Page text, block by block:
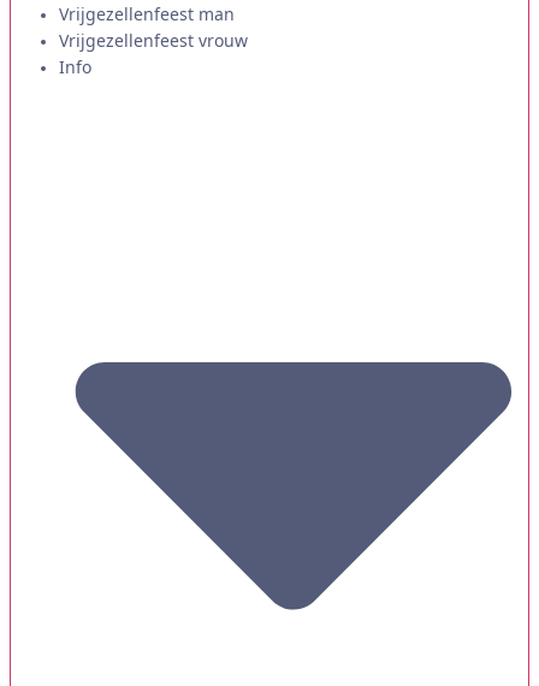
Vrijgezellenfeest man
Vrijgezellenfeest vrouw
Info